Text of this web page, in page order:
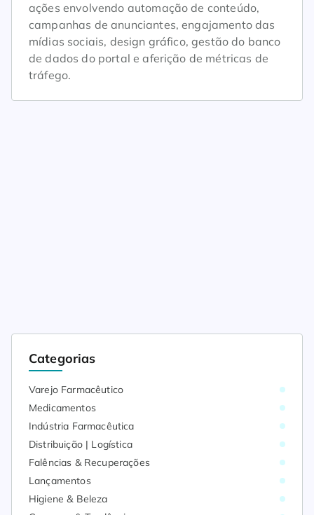
ações envolvendo automação de conteúdo,
campanhas de anunciantes, engajamento das
mídias sociais, design gráfico, gestão do banco
de dados do portal e aferição de métricas de
tráfego.
Categorias
Varejo Farmacêutico
Medicamentos
Indústria Farmacêutica
Distribuição | Logística
Falências & Recuperações
Lançamentos
Higiene & Beleza